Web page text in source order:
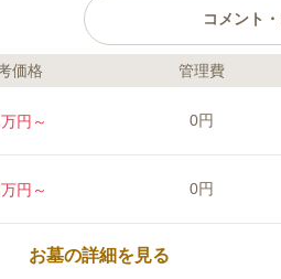
コメント
ライフドット編集部のコメント
で、豪勢な花壇のよう
め、警備の面でも安心
専用の骨袋にて2名目の
の上、合祀されます。
口コミ評価
この霊園はまだ誰からも評価され
価格 管理費
万円～ 0円
万円～ 0円
お墓の詳細を見る